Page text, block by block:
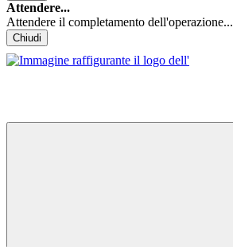
Attendere...
Attendere il completamento dell'operazione...
Chiudi